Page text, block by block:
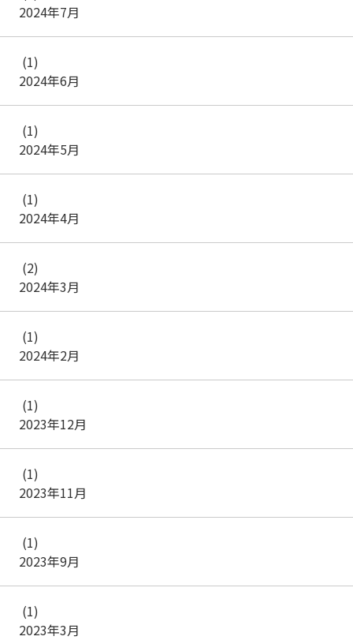
2024年7月
2024年6月
(1)
2024年5月
(1)
2024年4月
(1)
2024年3月
(2)
2024年2月
(1)
2023年12月
(1)
2023年11月
(1)
2023年9月
(1)
2023年3月
(1)